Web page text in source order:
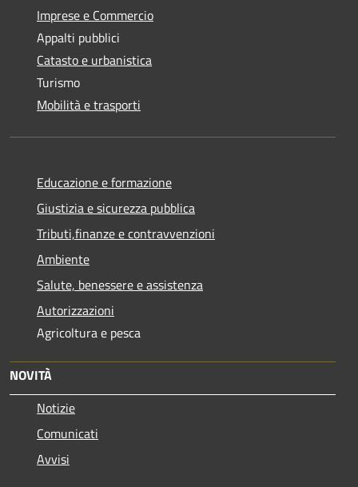
Imprese e Commercio
Appalti pubblici
Catasto e urbanistica
Turismo
Mobilità e trasporti
Educazione e formazione
Giustizia e sicurezza pubblica
Tributi,finanze e contravvenzioni
Ambiente
Salute, benessere e assistenza
Autorizzazioni
Agricoltura e pesca
NOVITÀ
Notizie
Comunicati
Avvisi